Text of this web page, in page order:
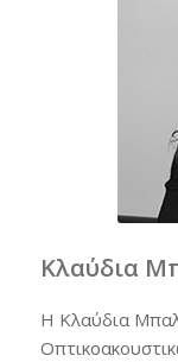
Κλαύδια
Η Κλαύδια